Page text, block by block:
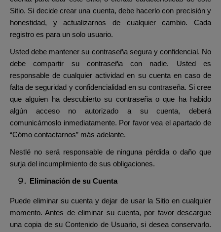
Sitio. Si decide crear una cuenta, debe hacerlo con precisión y
honestidad, y actualizarnos de cualquier cambio. Cada
registro es para un solo usuario.
Usted debe mantener su contraseña segura y confidencial. No
debe compartir su contraseña con nadie. Usted es
responsable de cualquier actividad en su cuenta en caso de
falta de seguridad y confidencialidad en su contraseña. Si cree
que alguien ha descubierto su contraseña o que ha habido
algún acceso no autorizado a su cuenta, deberá
comunicárnoslo inmediatamente. Por favor vea el apartado de
“Cómo contactarnos” más adelante.
Nestlé no será responsable de ninguna pérdida o daño que
surja del incumplimiento de sus obligaciones.
Eliminación de su Cuenta
Puede eliminar su cuenta y dejar de usar la Sitio en cualquier
momento. Antes de eliminar su cuenta, por favor descargue
una copia de su Contenido de Usuario, si desea conservarlo.